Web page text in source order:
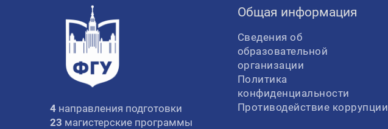
4 направления подготовки
23 магистерские программы
Общая информация
Сведения об
образовательной
организации
Политика
конфиденциальности
Противодействие коррупции